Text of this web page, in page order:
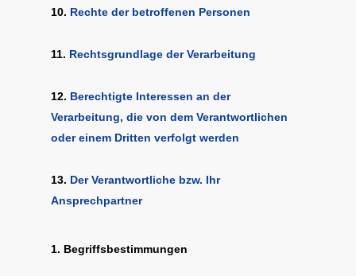
10. Rechte der betroffenen Personen
11. Rechtsgrundlage der Verarbeitung
12. Berechtigte Interessen an der
Verarbeitung, die von dem Verantwortlichen
oder einem Dritten verfolgt werden
13. Der Verantwortliche bzw. Ihr
Ansprechpartner
1. Begriffsbestimmungen